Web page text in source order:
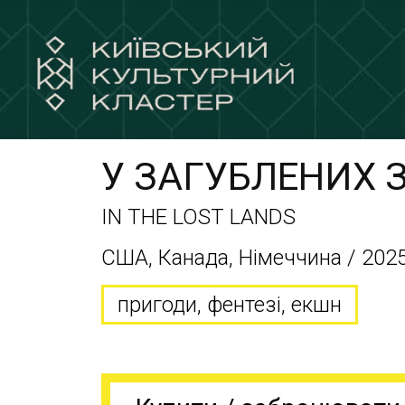
У ЗАГУБЛЕНИХ
IN THE LOST LANDS
США, Канада, Німеччина /
пригоди, фентезі, екшн